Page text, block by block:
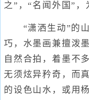
之”，“名闻外国”，
“潇洒生动”的山
巧，水墨画兼擅泼
自然合拍，着墨不
无须炫异矜奇，而
的设色山水，或用